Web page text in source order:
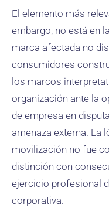
El elemento más
embargo, no está en
marca afectada no
consumidores
los marcos
organización ante la
de empresa en
amenaza externa. La
movilización no fue
distinción con
ejercicio profesional
corporativa.